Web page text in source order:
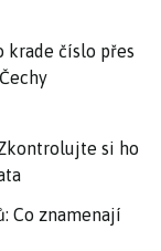
krade číslo přes
si ho
Co znamenají